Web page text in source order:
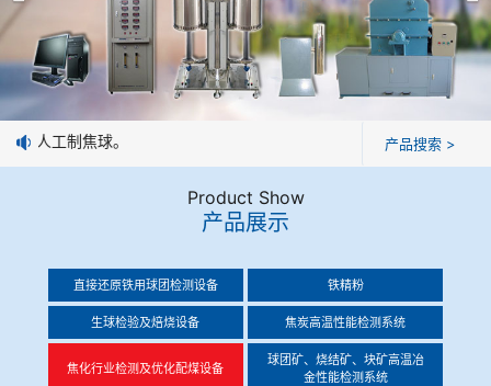
焦化行业检测及优化配煤设备
球团矿/烧结矿/块矿高温冶金性能检测系统
烧结/球团优化配矿研究设备
冶金渣、保护渣等高温物性检测设备
世界杯押球网站
企业业绩
技术交流
企业荣誉
世界杯押球网站
于人工制焦球。 产品搜索 >
Product Show
产品展示
直接还原铁用球团检测设备 铁精粉
生球检验及焙烧设备 焦炭高温性能检测系统
焦化行业检测及优化配煤设备
球团矿、烧结矿、块矿高温冶
金性能检测系统